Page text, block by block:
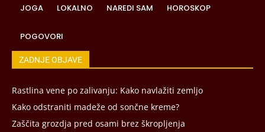
JOGA LOKALNO NAREDI SAM HOROSKOP
POGOVORI
ZADNJE OBJAVE
Rastlina vene po zalivanju: Kako navlažiti zemljo
Kako odstraniti madeže od sončne kreme?
Zaščita grozdja pred osami brez škropljenja